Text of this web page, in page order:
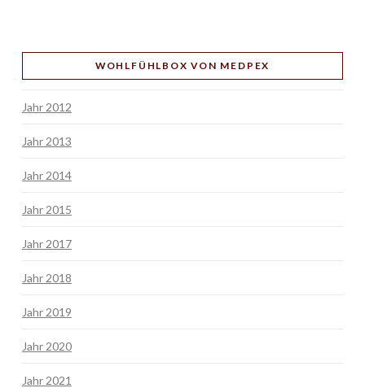
WOHLFÜHLBOX VON MEDPEX
Jahr 2012
Jahr 2013
Jahr 2014
Jahr 2015
Jahr 2017
Jahr 2018
Jahr 2019
Jahr 2020
Jahr 2021